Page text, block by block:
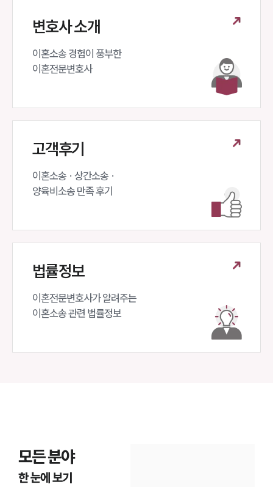
변호사 소개
이혼소송 경험이 풍부한
이혼전문변호사
고객후기
이혼소송 · 상간소송 ·
양육비소송 만족 후기
법률정보
이혼전문변호사가 알려주는
이혼소송 관련 법률정보
모든 분야
한 눈에 보기